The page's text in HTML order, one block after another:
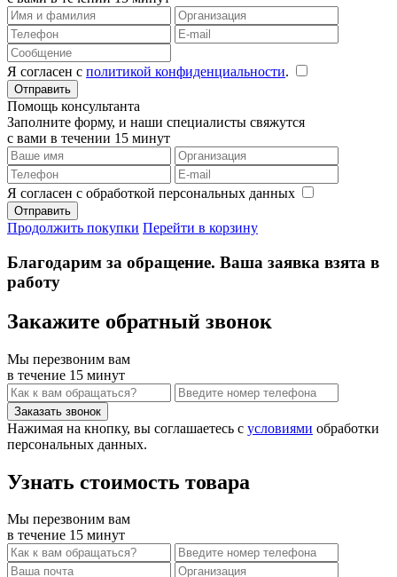
Я согласен с политикой конфиденциальности.
Помощь консультанта
Заполните форму, и наши специалисты свяжутся
с вами в течении 15 минут
Я согласен с обработкой персональных данных
Продолжить покупки Перейти в корзину
Благодарим за обращение. Ваша заявка взята в
работу
Закажите обратный звонок
Мы перезвоним вам
в течение 15 минут
Нажимая на кнопку, вы соглашаетесь с условиями обработки
персональных данных.
Узнать стоимость товара
Мы перезвоним вам
в течение 15 минут